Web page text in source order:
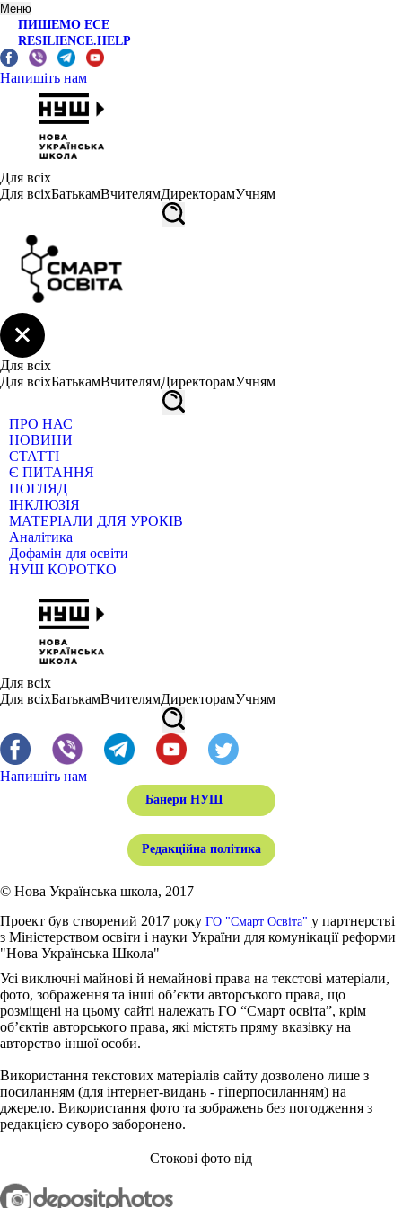
Меню
ПИШЕМО ЕСЕ
RESILIENCE.HELP
Напишіть нам
Для всіх
Для всіхБатькамВчителямДиректорамУчням
Для всіх
Для всіхБатькамВчителямДиректорамУчням
ПРО НАС
НОВИНИ
СТАТТІ
Є ПИТАННЯ
ПОГЛЯД
ІНКЛЮЗІЯ
МАТЕРІАЛИ ДЛЯ УРОКІВ
Аналітика
Дофамін для освіти
НУШ КОРОТКО
Для всіх
Для всіхБатькамВчителямДиректорамУчням
Напишіть нам
Банери НУШ
Редакційна політика
© Нова Українська школа, 2017
Проект був створений 2017 року ГО "Смарт Освіта" у партнерстві
з Міністерством освіти і науки України для комунікації реформи
"Нова Українська Школа"
Усі виключні майнові й немайнові права на текстові матеріали,
фото, зображення та інші об’єкти авторського права, що
розміщені на цьому сайті належать ГО “Смарт освіта”, крім
об’єктів авторського права, які містять пряму вказівку на
авторство іншої особи.
Використання текстових матеріалів сайту дозволено лише з
посиланням (для інтернет-видань - гіперпосиланням) на
джерело. Використання фото та зображень без погодження з
редакцією суворо заборонено.
Стокові фото від